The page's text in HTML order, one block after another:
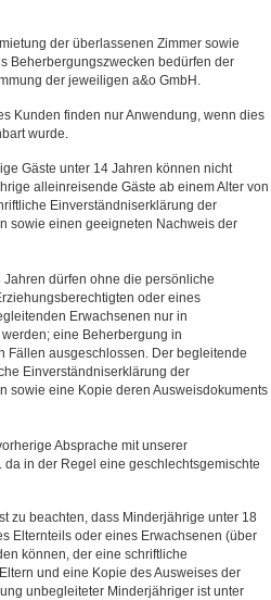
der überlassenen Zimmer sowie
Beherbergungszwecken bedürfen der
der jeweiligen a&o GmbH.
Kunden finden nur Anwendung, wenn dies
wurde.
Gäste unter 14 Jahren können nicht
alleinreisende Gäste ab einem Alter von
Einverständniserklärung der
sowie einen geeigneten Nachweis der
dürfen ohne die persönliche
oder eines
Erwachsenen nur in
eine Beherbergung in
Fällen ausgeschlossen. Der begleitende
Einverständniserklärung der
sowie eine Kopie deren Ausweisdokuments
Absprache mit unserer
da in der Regel eine geschlechtsgemischte
zu beachten, dass Minderjährige unter 18
Elternteils oder eines Erwachsenen (über
können, der eine schriftliche
und eine Kopie des Ausweises der
unbegleiteter Minderjähriger ist unter